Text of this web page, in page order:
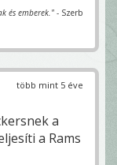
és emberek." - Szerb
több mint 5 éve
a
a Rams